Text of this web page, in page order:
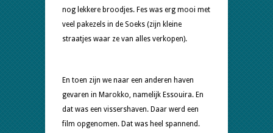
nog lekkere broodjes. Fes was erg mooi met
veel pakezels in de Soeks (zijn kleine
straatjes waar ze van alles verkopen).
En toen zijn we naar een anderen haven
gevaren in Marokko, namelijk Essouira. En
dat was een vissershaven. Daar werd een
film opgenomen. Dat was heel spannend.